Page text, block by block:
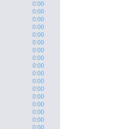
0:00
0:00
0:00
0:00
0:00
0:00
0:00
0:00
0:00
0:00
0:00
0:00
0:00
0:00
0:00
0:00
0:00